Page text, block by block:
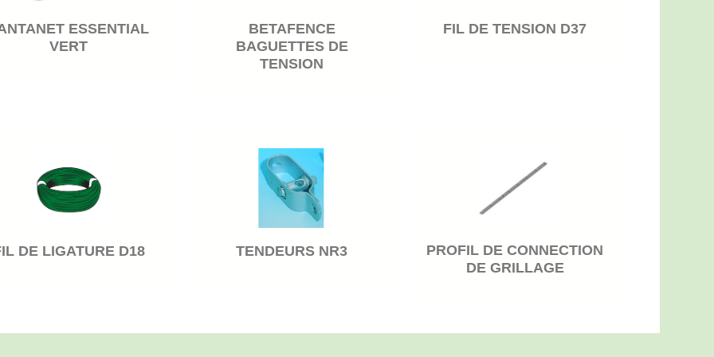
ESSENTIAL
VERT
BETAFENCE
BAGUETTES DE
TENSION
FIL DE TENSION D37
DE LIGATURE D18 TENDEURS NR3
PROFIL DE CONNECTION
DE GRILLAGE